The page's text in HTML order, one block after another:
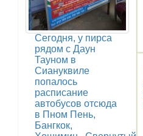
Сегодня, у пирса
рядом с Даун
Тауном в
Сиануквиле
попалось
расписание
автобусов отсюда
в Пном Пень,
Бангкок,